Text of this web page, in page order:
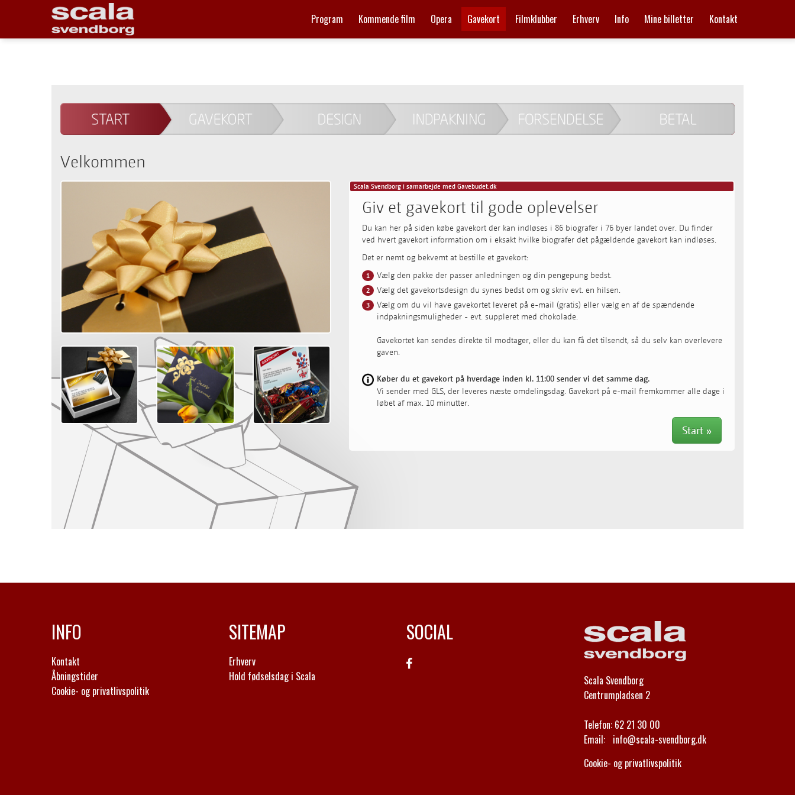
Program Kommende film Opera Gavekort Filmklubber Erhverv Info Mine billetter Kontakt
INFO
Kontakt
Åbningstider
Cookie- og privatlivspolitik
SITEMAP
Erhverv
Hold fødselsdag i Scala
SOCIAL
Scala Svendborg
Centrumpladsen 2
Telefon: 62 21 30 00
Email: info@scala-svendborg.dk
Cookie- og privatlivspolitik